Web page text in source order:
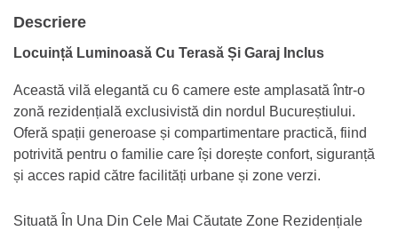
Descriere
Locuință Luminoasă Cu Terasă Și Garaj Inclus
Această vilă elegantă cu 6 camere este amplasată într-o
zonă rezidențială exclusivistă din nordul Bucureștiului.
Oferă spații generoase și compartimentare practică, fiind
potrivită pentru o familie care își dorește confort, siguranță
și acces rapid către facilități urbane și zone verzi.
Situată În Una Din Cele Mai Căutate Zone Rezidențiale